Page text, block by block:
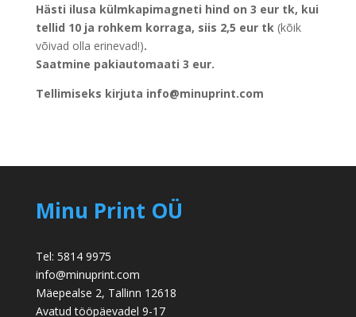
Hästi ilusa külmkapimagneti hind on 3 eur tk, kui
tellid 10 ja rohkem korraga, siis 2,5 eur tk (kõik
võivad olla erinevad!).
Saatmine pakiautomaati 3 eur.
Tellimiseks kirjuta info@minuprint.com
Minu Print OÜ
Tel: 5814 9975
info@minuprint.com
Mäepealse 2, Tallinn 12618
Avatud tööpäevadel 9-17